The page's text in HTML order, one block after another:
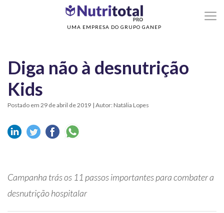
UMA EMPRESA DO GRUPO GANEP
Diga não à desnutrição Kids
Diga não à desnutrição
Kids
Postado em 29 de abril de 2019 | Autor: Natália Lopes
Campanha trás os 11 passos importantes para combater a
desnutrição hospitalar